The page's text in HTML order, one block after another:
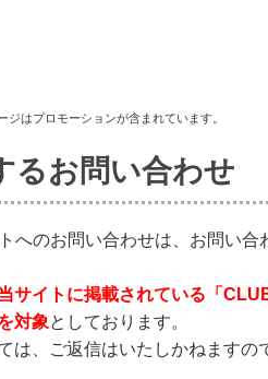
ジはプロモーションが含まれています。
るお問い合わせ
へのお問い合わせは、お問い
サイトに掲載されている「
対象としております。
は、ご返信はいたしかねますの